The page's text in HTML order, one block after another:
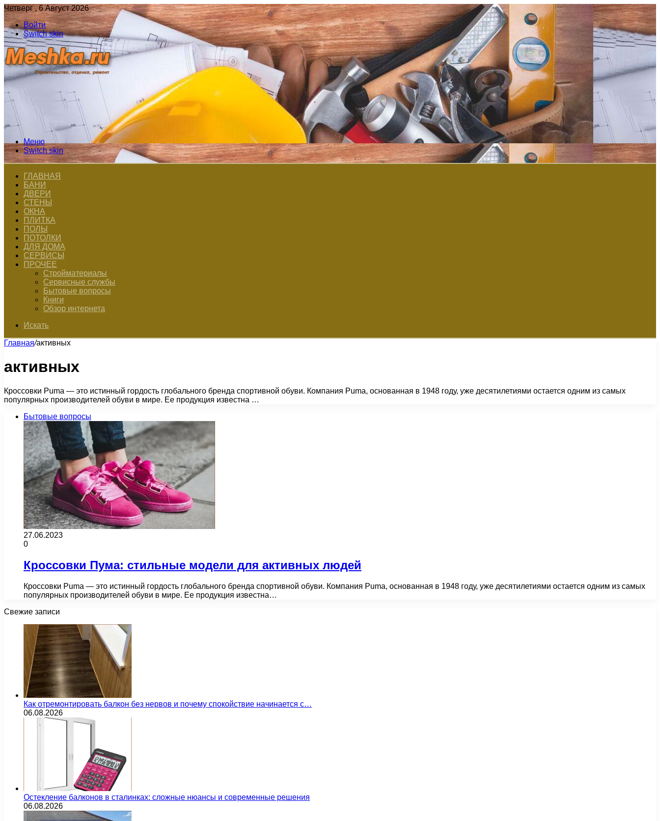
Четверг , 6 Август 2026
Войти
Switch skin
Меню
Switch skin
ГЛАВНАЯ
БАНИ
ДВЕРИ
СТЕНЫ
ОКНА
ПЛИТКА
ПОЛЫ
ПОТОЛКИ
ДЛЯ ДОМА
СЕРВИСЫ
ПРОЧЕЕ
Стройматериалы
Сервисные службы
Бытовые вопросы
Книги
Обзор интернета
Искать
Главная/активных
активных
Кроссовки Puma — это истинный гордость глобального бренда спортивной обуви. Компания Puma, основанная в 1948 году, уже десятилетиями остается одним из самых
популярных производителей обуви в мире. Ее продукция известна …
Бытовые вопросы
27.06.2023
0
Кроссовки Пума: стильные модели для активных людей
Кроссовки Puma — это истинный гордость глобального бренда спортивной обуви. Компания Puma, основанная в 1948 году, уже десятилетиями остается одним из самых
популярных производителей обуви в мире. Ее продукция известна…
Свежие записи
Как отремонтировать балкон без нервов и почему спокойствие начинается с…
06.08.2026
Остекление балконов в сталинках: сложные нюансы и современные решения
06.08.2026